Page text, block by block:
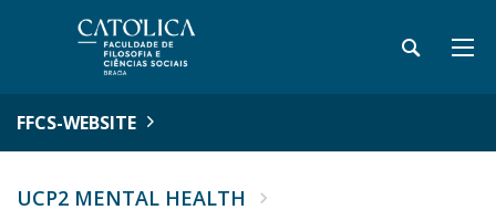
FFCS-WEBSITE
UCP2 MENTAL HEALTH